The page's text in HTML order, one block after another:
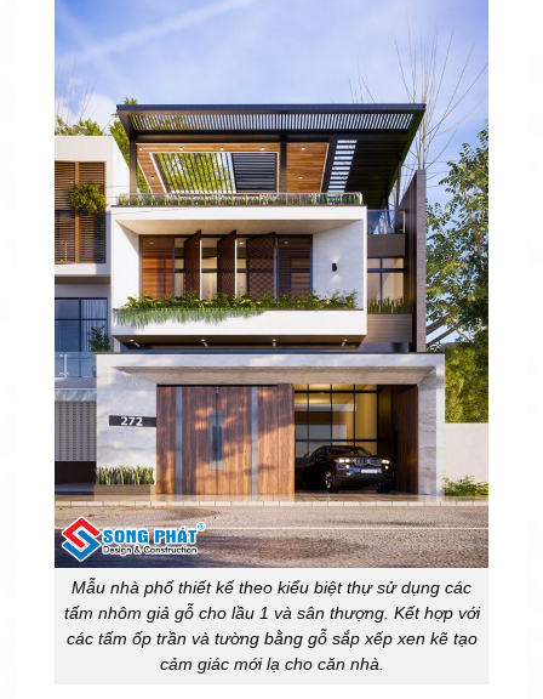
Mẫu nhà phố thiết kế theo kiểu biệt thự sử dụng các
tấm nhôm giả gỗ cho lầu 1 và sân thượng. Kết hợp với
các tấm ốp trần và tường bằng gỗ sắp xếp xen kẽ tạo
cảm giác mới lạ cho căn nhà.